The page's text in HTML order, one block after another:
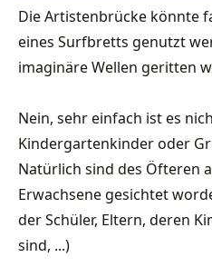
Die Artistenbrücke könnte
eines Surfbretts genutzt
imaginäre Wellen geritten
Nein, sehr einfach ist es
Kindergartenkinder oder
Natürlich sind des Öfteren
Erwachsene gesichtet
der Schüler, Eltern, deren
sind, ...)